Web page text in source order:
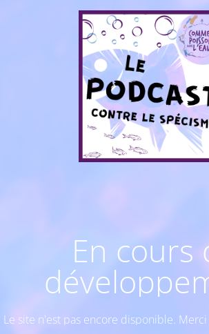
En cours
Le site n'est pas encore disponible. Merci